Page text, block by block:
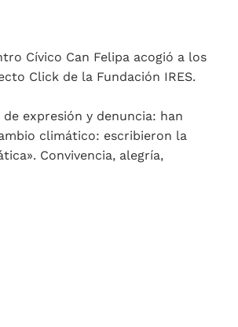
Cívico Can Felipa acogió a los
Click de la Fundación IRES.
expresión y denuncia: han
climático: escribieron la
Convivencia, alegría,